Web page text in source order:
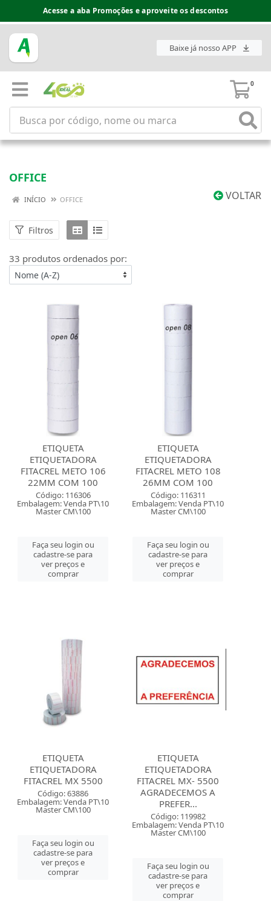
Espaço do Fornecedor disponível no acesso superior
Baixe já nosso APP
0
OFFICE
VOLTAR
INÍCIO OFFICE
Filtros
33 produtos ordenados por:
ETIQUETA
ETIQUETADORA
FITACREL METO 106
22MM COM 100
Código: 116306
Embalagem: Venda PT\10
Master CM\100
Faça seu login ou
cadastre-se para
ver preços e
comprar
ETIQUETA
ETIQUETADORA
FITACREL METO 108
26MM COM 100
Código: 116311
Embalagem: Venda PT\10
Master CM\100
Faça seu login ou
cadastre-se para
ver preços e
comprar
ETIQUETA
ETIQUETADORA
FITACREL MX 5500
Código: 63886
Embalagem: Venda PT\10
Master CM\100
Faça seu login ou
cadastre-se para
ver preços e
comprar
ETIQUETA
ETIQUETADORA
FITACREL MX- 5500
AGRADECEMOS A
PREFER...
Código: 119982
Embalagem: Venda PT\10
Master CM\100
Faça seu login ou
cadastre-se para
ver preços e
comprar